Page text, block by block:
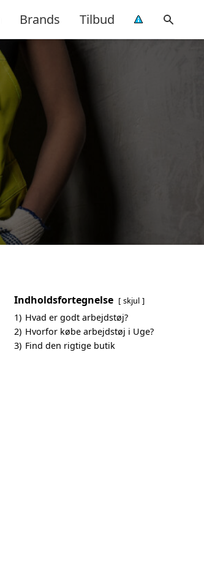
Brands Tilbud
Indholdsfortegnelse skjul
1) Hvad er godt arbejdstøj?
2) Hvorfor købe arbejdstøj i Uge?
3) Find den rigtige butik